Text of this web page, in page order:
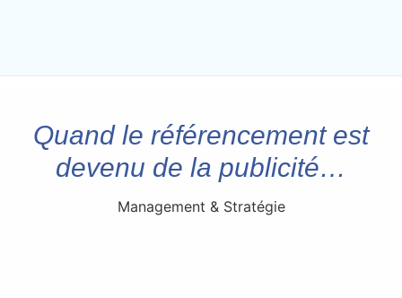
Quand le référencement est
devenu de la publicité…
Management & Stratégie